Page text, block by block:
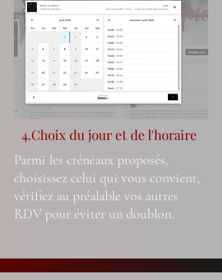
4.Choix du jour et de l'horaire
Parmi les créneaux proposés,
choisissez celui qui vous convient,
vérifiez au préalable vos autres
RDV pour éviter un doublon.